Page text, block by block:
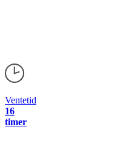
Ventetid
16
timer